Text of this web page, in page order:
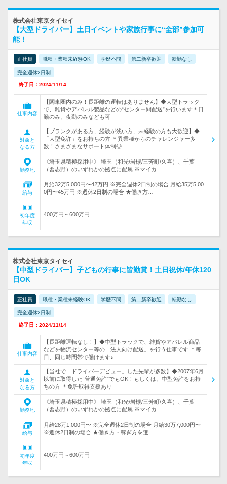
株式会社東京タイセイ
【大型ドライバー】土日イベントや家族行事に“全部”参加可
能！
正社員 職種・業種未経験OK 学歴不問 第二新卒歓迎 転勤なし
完全週休2日制
終了日：2024/11/14
仕事内容
【関東圏内のみ！長距離の運転はありません】◆大型トラック
で、雑貨やアパレル製品などの“センター間配送”を行います＊日
勤のみ、夜勤のみなども可
対象と
なる方
【ブランクがある方、経験が浅い方、未経験の方も大歓迎】◆
「大型免許」をお持ちの方 ＊異業種からのチャレンジャー多
数！さまざまなサポート体制◎
勤務地
《埼玉県積極採用中》 埼玉（和光/岩槻/三芳町/久喜）、千葉
（習志野）のいずれかの拠点に配属 ※マイカ…
給与
月給32万5,000円〜42万円 ※完全週休2日制の場合 月給35万5,00
0円〜45万円 ※週休2日制の場合 ★働き方…
初年度
年収
400万円～600万円
株式会社東京タイセイ
【中型ドライバー】子どもの行事に皆勤賞！土日祝休/年休120
日OK
正社員 職種・業種未経験OK 学歴不問 第二新卒歓迎 転勤なし
完全週休2日制
終了日：2024/11/14
仕事内容
【長距離運転なし！】◆中型トラックで、雑貨やアパレル商品
などを物流センター等の「法人向け配送」を行う仕事です ＊毎
日、同じ時間帯で働けます♪
対象と
なる方
【当社で「ドライバーデビュー」した先輩が多数】◆2007年6月
以前に取得した“普通免許”でもOK！もしくは、中型免許をお持
ちの方 ＊免許取得支援あり
勤務地
《埼玉県積極採用中》 埼玉（和光/岩槻/三芳町/久喜）、千葉
（習志野）のいずれかの拠点に配属 ※マイカ…
給与
月給28万1,000円〜 ※完全週休2日制の場合 月給30万7,000円〜
※週休2日制の場合 ★働き方・稼ぎ方を選…
初年度
年収
400万円～600万円